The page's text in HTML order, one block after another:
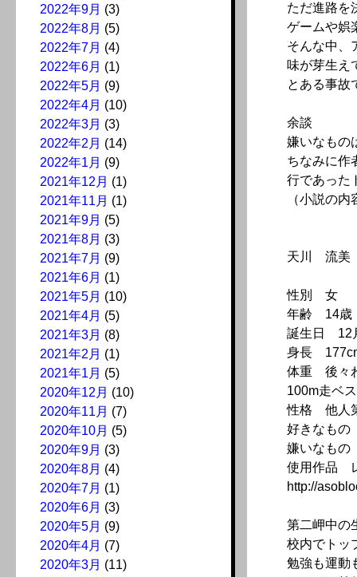
2022年9月 (3)
2022年8月 (5)
2022年7月 (4)
2022年6月 (1)
2022年5月 (9)
2022年4月 (10)
2022年3月 (3)
2022年2月 (14)
2022年1月 (9)
2021年12月 (1)
2021年11月 (1)
2021年9月 (5)
2021年8月 (3)
2021年7月 (9)
2021年6月 (1)
2021年5月 (10)
2021年4月 (5)
2021年3月 (8)
2021年2月 (1)
2021年1月 (5)
2020年12月 (10)
2020年11月 (7)
2020年10月 (5)
2020年9月 (3)
2020年8月 (4)
2020年7月 (1)
2020年6月 (3)
2020年5月 (9)
2020年4月 (7)
2020年3月 (11)
ただ進路を
ゲームや娯
そんな中、
味が芽生え
とある事故
余談
嫌いなもの
ちなみに作
行であった
（小説の
天川 流美
性別 女
年齢 14歳
誕生日 12
身長
体重 後々
100m走ベ
性格 他人
好きなも
嫌いなも
使用作品
http://
第二岬中の
校内でトッ
勉強も運動